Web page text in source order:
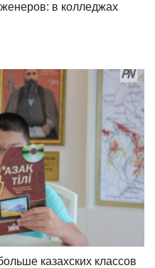
в колледжах
казахских классов